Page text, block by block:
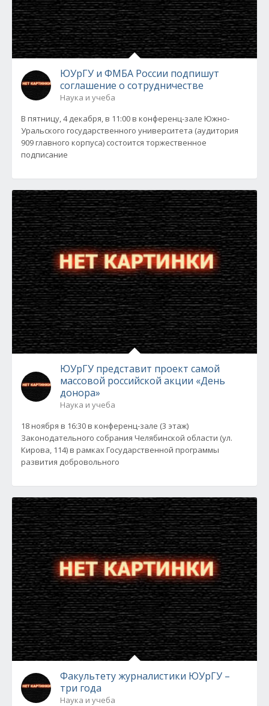
ЮУрГУ и ФМБА России подпишут
соглашение о сотрудничестве
Наука и учеба
В пятницу, 4 декабря, в 11:00 в конференц-зале Южно-
Уральского государственного университета (аудитория
909 главного корпуса) состоится торжественное
подписание
ЮУрГУ представит проект самой
массовой российской акции «День
донора»
Наука и учеба
18 ноября в 16:30 в конференц-зале (3 этаж)
Законодательного собрания Челябинской области (ул.
Кирова, 114) в рамках Государственной программы
развития добровольного
Факультету журналистики ЮУрГУ –
три года
Наука и учеба